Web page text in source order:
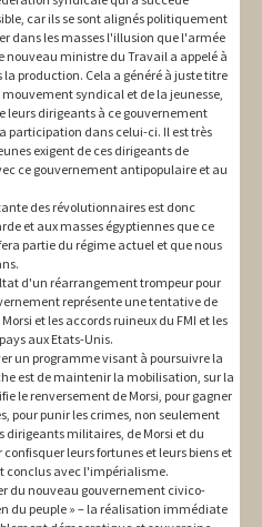
car ils se sont alignés politiquement
dans les masses l'illusion que l'armée
nouveau ministre du Travail a appelé à
la production. Cela a généré à juste titre
syndical et de la jeunesse,
leurs dirigeants à ce gouvernement
participation dans celui-ci. Il est très
exigent de ces dirigeants de
ce gouvernement antipopulaire et au
des révolutionnaires est donc
et aux masses égyptiennes que ce
partie du régime actuel et que nous
d'un réarrangement trompeur pour
représente une tentative de
et les accords ruineux du FMI et les
aux Etats-Unis.
un programme visant à poursuivre la
est de maintenir la mobilisation, sur la
le renversement de Morsi, pour gagner
pour punir les crimes, non seulement
dirigeants militaires, de Morsi et du
leurs fortunes et leurs biens et
conclus avec l'impérialisme.
du nouveau gouvernement civico-
du peuple » – la réalisation immédiate